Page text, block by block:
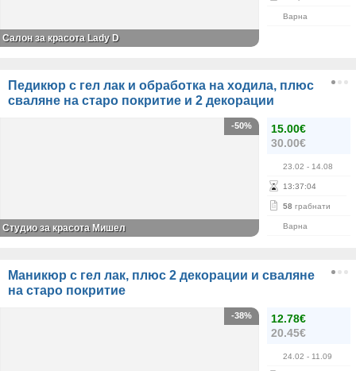
Варна
Салон за красота Lady D
Педикюр с гел лак и обработка на ходила, плюс
сваляне на старо покритие и 2 декорации
15.00€
30.00€
23.02 - 14.08
13:37:04
58 грабнати
Варна
-50%
Студио за красота Мишел
Маникюр с гел лак, плюс 2 декорации и сваляне
на старо покритие
12.78€
20.45€
24.02 - 11.09
-38%